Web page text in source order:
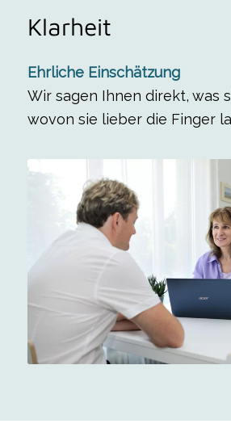
Klarheit
Ehrliche Einschätzung
Wir sagen Ihnen direkt, was
wovon sie lieber die Finger